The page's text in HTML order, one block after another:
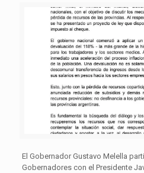
El Gobernador Gustavo Melella
Gobernadores con el Presidente